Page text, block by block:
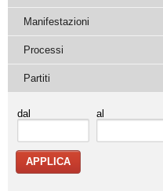
Manifestazioni
Processi
Partiti
dal al